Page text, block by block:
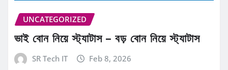
UNCATEGORIZED
ভাই বোন নিয়ে স্ট্যাটাস – বড় বোন নিয়ে স্ট্যাটাস
SR Tech IT Feb 8, 2026